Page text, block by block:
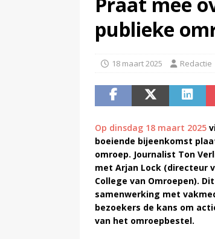
(Disney
publieke
18 maart 2025 Redactie
Op dinsdag 18 maart 2025
boeiende bijeenkomst
omroep. Journalist Ton
met Arjan Lock (directeur
College van Omroepen).
samenwerking met
bezoekers de kans om
van het omroepbestel.